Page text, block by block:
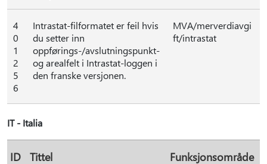
4
0
1
2
5
6
Intrastat-filformatet er feil hvis
du setter inn
oppførings-/avslutningspunkt-
og arealfelt i Intrastat-loggen i
den franske versjonen.
MVA/merverdiavgi
ft/intrastat
IT - Italia
ID Tittel Funksjonsområde